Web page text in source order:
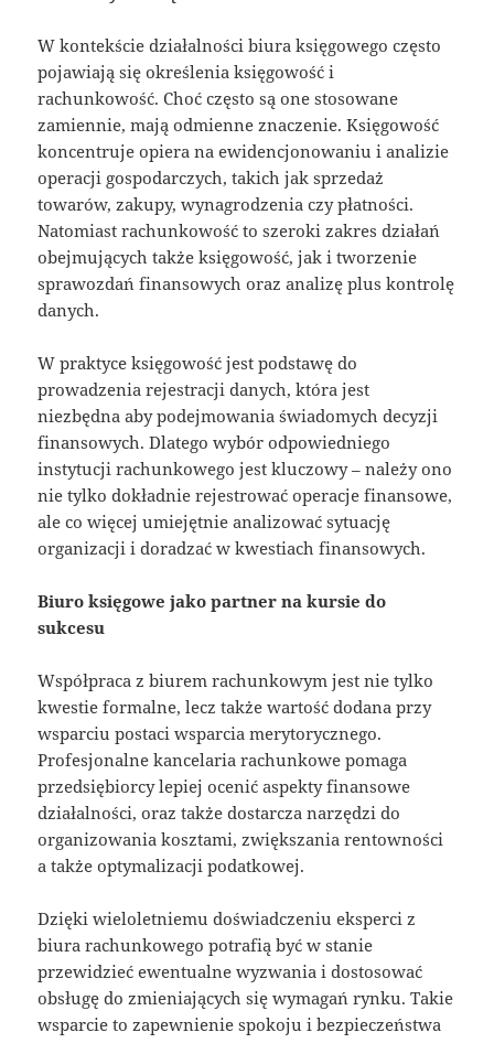
W kontekście działalności biura księgowego często
pojawiają się określenia księgowość i
rachunkowość. Choć często są one stosowane
zamiennie, mają odmienne znaczenie. Księgowość
koncentruje opiera na ewidencjonowaniu i analizie
operacji gospodarczych, takich jak sprzedaż
towarów, zakupy, wynagrodzenia czy płatności.
Natomiast rachunkowość to szeroki zakres działań
obejmujących także księgowość, jak i tworzenie
sprawozdań finansowych oraz analizę plus kontrolę
danych.
W praktyce księgowość jest podstawę do
prowadzenia rejestracji danych, która jest
niezbędna aby podejmowania świadomych decyzji
finansowych. Dlatego wybór odpowiedniego
instytucji rachunkowego jest kluczowy – należy ono
nie tylko dokładnie rejestrować operacje finansowe,
ale co więcej umiejętnie analizować sytuację
organizacji i doradzać w kwestiach finansowych.
Biuro księgowe jako partner na kursie do
sukcesu
Współpraca z biurem rachunkowym jest nie tylko
kwestie formalne, lecz także wartość dodana przy
wsparciu postaci wsparcia merytorycznego.
Profesjonalne kancelaria rachunkowe pomaga
przedsiębiorcy lepiej ocenić aspekty finansowe
działalności, oraz także dostarcza narzędzi do
organizowania kosztami, zwiększania rentowności
a także optymalizacji podatkowej.
Dzięki wieloletniemu doświadczeniu eksperci z
biura rachunkowego potrafią być w stanie
przewidzieć ewentualne wyzwania i dostosować
obsługę do zmieniających się wymagań rynku. Takie
wsparcie to zapewnienie spokoju i bezpieczeństwa